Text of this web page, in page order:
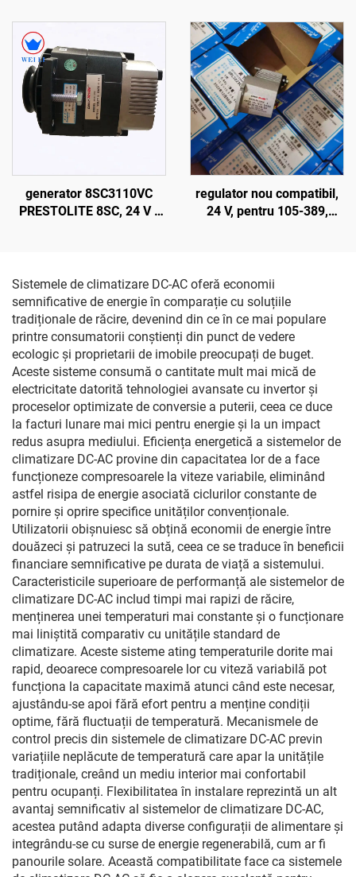
fabrică pentru
echipamente de
refrigerare și accesorii
pentru vehicule frigorifice
DZ96189721103
generator 8SC3110VC
PRESTOLITE 8SC, 24 V /
regulator nou compatibil,
24 V, pentru 105-389,
Sistemele de climatizare DC-AC oferă economii
semnificative de energie în comparație cu soluțiile
tradiționale de răcire, devenind din ce în ce mai populare
printre consumatorii conștienți din punct de vedere
ecologic și proprietarii de imobile preocupați de buget.
Aceste sisteme consumă o cantitate mult mai mică de
electricitate datorită tehnologiei avansate cu invertor și
proceselor optimizate de conversie a puterii, ceea ce duce
la facturi lunare mai mici pentru energie și la un impact
redus asupra mediului. Eficiența energetică a sistemelor de
climatizare DC-AC provine din capacitatea lor de a face
funcționeze compresoarele la viteze variabile, eliminând
astfel risipa de energie asociată ciclurilor constante de
pornire și oprire specifice unităților convenționale.
Utilizatorii obișnuiesc să obțină economii de energie între
douăzeci și patruzeci la sută, ceea ce se traduce în beneficii
financiare semnificative pe durata de viață a sistemului.
Caracteristicile superioare de performanță ale sistemelor de
climatizare DC-AC includ timpi mai rapizi de răcire,
menținerea unei temperaturi mai constante și o funcționare
mai liniștită comparativ cu unitățile standard de
climatizare. Aceste sisteme ating temperaturile dorite mai
rapid, deoarece compresoarele lor cu viteză variabilă pot
funcționa la capacitate maximă atunci când este necesar,
ajustându-se apoi fără efort pentru a menține condiții
optime, fără fluctuații de temperatură. Mecanismele de
control precis din sistemele de climatizare DC-AC previn
variațiile neplăcute de temperatură care apar la unitățile
tradiționale, creând un mediu interior mai confortabil
pentru ocupanți. Flexibilitatea în instalare reprezintă un alt
avantaj semnificativ al sistemelor de climatizare DC-AC,
acestea putând adapta diverse configurații de alimentare și
integrându-se cu surse de energie regenerabilă, cum ar fi
panourile solare. Această compatibilitate face ca sistemele